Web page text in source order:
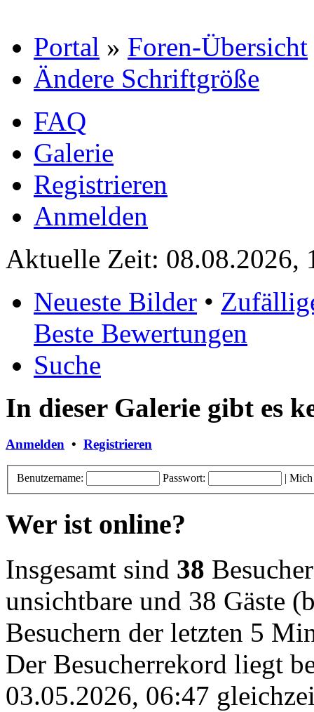
Portal » Foren-Übersicht
Ändere Schriftgröße
FAQ
Galerie
Registrieren
Anmelden
Aktuelle Zeit: 08.08.2026,
Neueste Bilder •
Beste Bewertungen
Suche
In dieser Galerie gibt es
Anmelden • Registrieren
Benutzername: Passwort: | Mich
Wer ist online?
Insgesamt sind 38
unsichtbare und 38 Gäste
Besuchern der letzten 5
Der Besucherrekord liegt
03.05.2026, 06:47